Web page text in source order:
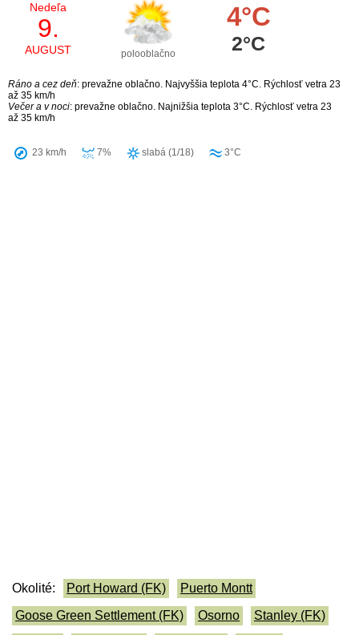
Nedeľa
9.
AUGUST polooblačno
4°C
2°C
Ráno a cez deň: prevažne oblačno. Najvyššia teplota 4°C. Rýchlosť vetra 23
až 35 km/h
Večer a v noci: prevažne oblačno. Najnižšia teplota 3°C. Rýchlosť vetra 23
až 35 km/h
23 km/h 7% slabá (1/18) 3°C
Okolité: Port Howard (FK)
Puerto Montt
Goose Green Settlement (FK)
Osorno
Stanley (FK)